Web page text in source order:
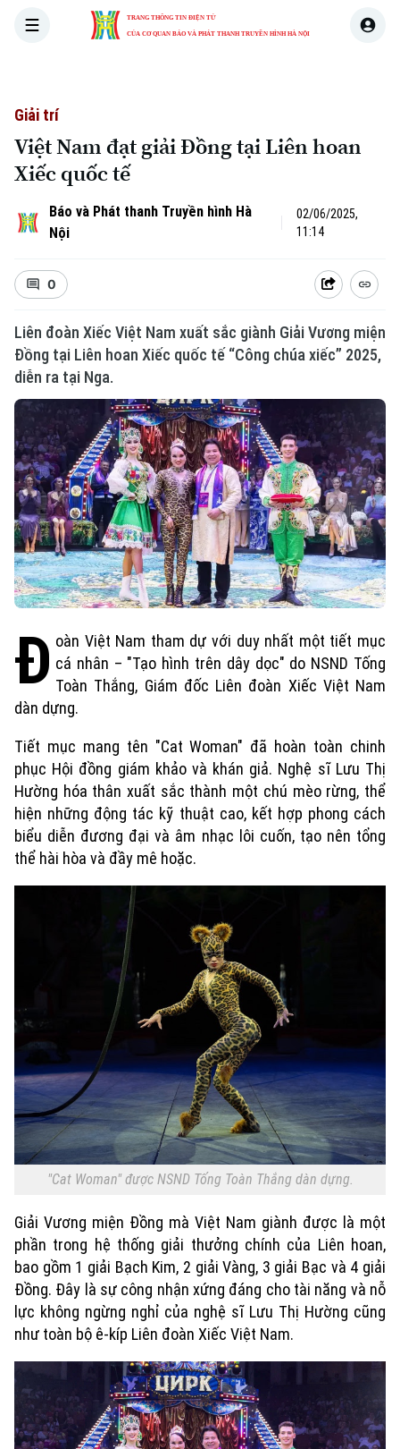
TRANG THÔNG TIN ĐIỆN TỬ
CỦA CƠ QUAN BÁO VÀ PHÁT THANH TRUYỀN HÌNH HÀ NỘI
Xu hướng
Giải trí
Việt Nam đạt giải Đồng tại Liên hoan
Xiếc quốc tế
Báo và Phát thanh Truyền hình Hà
Nội
02/06/2025,
11:14
0
Liên đoàn Xiếc Việt Nam xuất sắc giành Giải Vương miện
Đồng tại Liên hoan Xiếc quốc tế “Công chúa xiếc” 2025,
diễn ra tại Nga.
Đ oàn Việt Nam tham dự với duy nhất một tiết mục
cá nhân – "Tạo hình trên dây dọc" do NSND Tống
Toàn Thắng, Giám đốc Liên đoàn Xiếc Việt Nam
dàn dựng.
Tiết mục mang tên "Cat Woman" đã hoàn toàn chinh
phục Hội đồng giám khảo và khán giả. Nghệ sĩ Lưu Thị
Hường hóa thân xuất sắc thành một chú mèo rừng, thể
hiện những động tác kỹ thuật cao, kết hợp phong cách
biểu diễn đương đại và âm nhạc lôi cuốn, tạo nên tổng
thể hài hòa và đầy mê hoặc.
"Cat Woman" được NSND Tống Toàn Thắng dàn dựng.
Giải Vương miện Đồng mà Việt Nam giành được là một
phần trong hệ thống giải thưởng chính của Liên hoan,
bao gồm 1 giải Bạch Kim, 2 giải Vàng, 3 giải Bạc và 4 giải
Đồng. Đây là sự công nhận xứng đáng cho tài năng và nỗ
lực không ngừng nghỉ của nghệ sĩ Lưu Thị Hường cũng
như toàn bộ ê-kíp Liên đoàn Xiếc Việt Nam.